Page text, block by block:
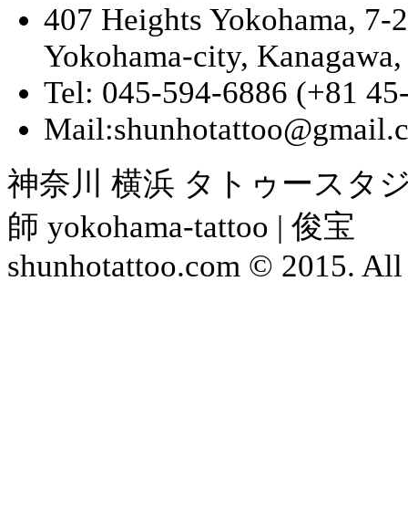
407 Heights Yokohama,
Yokohama-city, Kanagawa,
Tel: 045-594-6886 (+81
神奈川 横浜 タトゥースタ
師 yokohama-tattoo | 俊宝
shunhotattoo.com © 2015. All